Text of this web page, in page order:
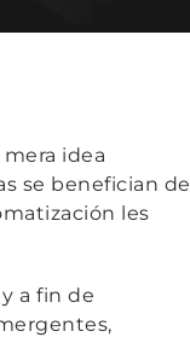
idea
se benefician de
les
a fin de